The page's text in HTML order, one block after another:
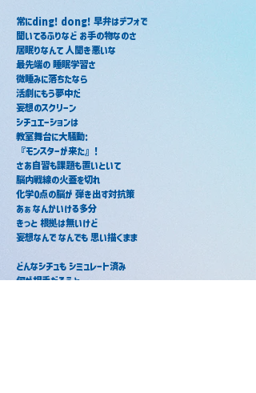
常にding! dong! 早弁はデフォで
聞いてるふりなど お手の物なのさ
居眠りなんて 人聞き悪いな
最先端の 睡眠学習さ
微睡みに落ちたなら
活劇にもう夢中だ
妄想のスクリーン
シチュエーションは
教室舞台に大騒動:
『モンスターが来た』!
さあ自習も課題も置いといて
脳内戦線の火蓋を切れ
化学0点の脳が 弾き出す対抗策
あぁ なんかいける多分
きっと 根拠は無いけど
妄想なんで なんでも 思い描くまま
どんなシチュも シミュレート済み
何が相手だろうと